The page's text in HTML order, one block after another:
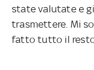
state valutate e
trasmettere. Mi
fatto tutto il